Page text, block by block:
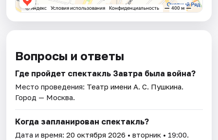
Вопросы и ответы
Где пройдет спектакль Завтра была война?
Место проведения: Театр имени А. С. Пушкина
Город — Москва.
Когда запланирован спектакль?
Дата и время:20 октября 2026 • вторник • 19:00.